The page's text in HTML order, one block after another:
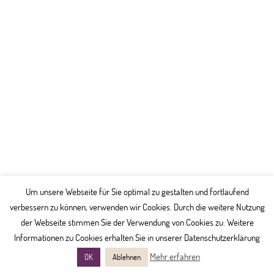
© 2015 Dres. Mardini –Impressum|Datenschutz
Um unsere Webseite für Sie optimal zu gestalten und fortlaufend
verbessern zu können, verwenden wir Cookies. Durch die weitere Nutzung
der Webseite stimmen Sie der Verwendung von Cookies zu. Weitere
Informationen zu Cookies erhalten Sie in unserer Datenschutzerklärung
OK Ablehnen Mehr erfahren